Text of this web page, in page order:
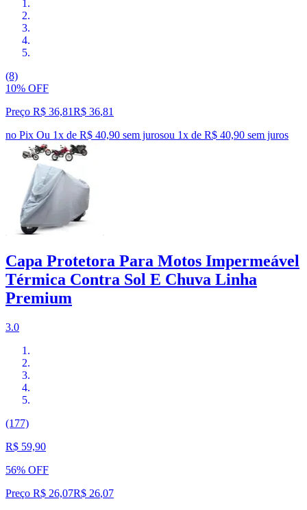
(8)
10% OFF
Preço R$ 36,81R$ 36,81
no Pix Ou 1x de R$ 40,90 sem jurosou 1x de R$ 40,90 sem juros
Capa Protetora Para Motos Impermeável
Térmica Contra Sol E Chuva Linha
Premium
3.0
(177)
R$ 59,90
56% OFF
Preço R$ 26,07R$ 26,07